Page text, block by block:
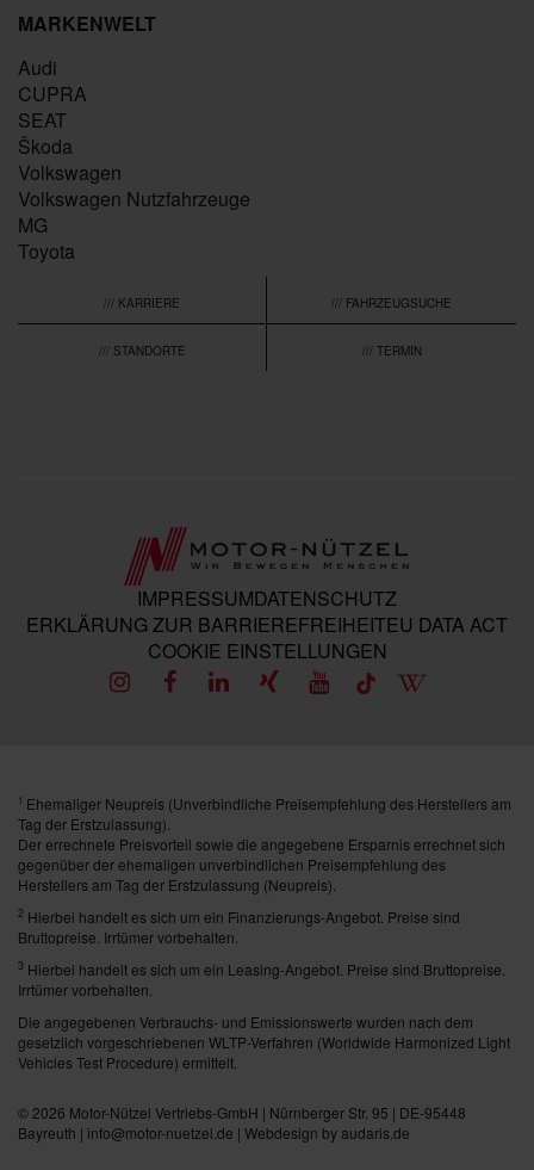
MARKENWELT
Audi
CUPRA
SEAT
Škoda
Volkswagen
Volkswagen Nutzfahrzeuge
MG
Toyota
/// KARRIERE /// FAHRZEUGSUCHE
/// STANDORTE /// TERMIN
IMPRESSUMDATENSCHUTZ
ERKLÄRUNG ZUR BARRIEREFREIHEITEU DATA ACT
COOKIE EINSTELLUNGEN
1 Ehemaliger Neupreis (Unverbindliche Preisempfehlung des Herstellers am
Tag der Erstzulassung).
Der errechnete Preisvorteil sowie die angegebene Ersparnis errechnet sich
gegenüber der ehemaligen unverbindlichen Preisempfehlung des
Herstellers am Tag der Erstzulassung (Neupreis).
2 Hierbei handelt es sich um ein Finanzierungs-Angebot. Preise sind
Bruttopreise. Irrtümer vorbehalten.
3 Hierbei handelt es sich um ein Leasing-Angebot. Preise sind Bruttopreise.
Irrtümer vorbehalten.
Die angegebenen Verbrauchs- und Emissionswerte wurden nach dem
gesetzlich vorgeschriebenen WLTP-Verfahren (Worldwide Harmonized Light
Vehicles Test Procedure) ermittelt.
© 2026 Motor-Nützel Vertriebs-GmbH | Nürnberger Str. 95 | DE-95448
Bayreuth | info@motor-nuetzel.de | Webdesign by audaris.de